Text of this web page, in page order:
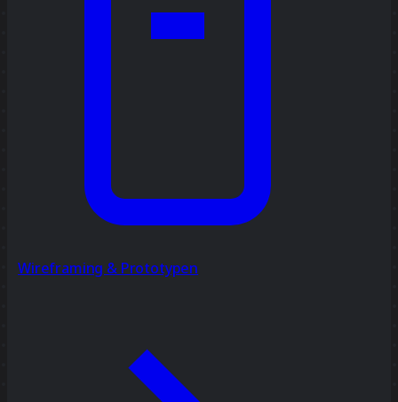
Wireframing & Prototypen